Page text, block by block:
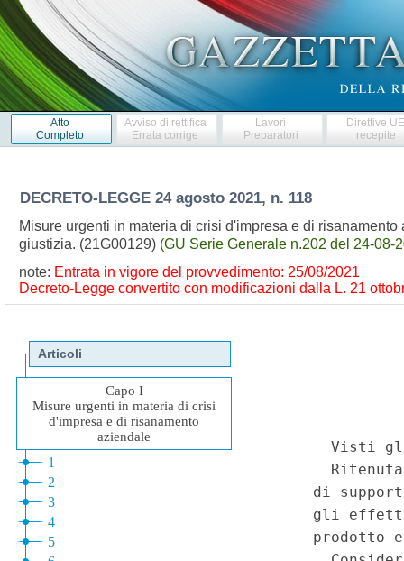
Atto
Completo
Avviso di rettifica
Errata corrige
Lavori
Preparatori
Direttive
recepite
DECRETO-LEGGE 24 agosto 2021, n. 118
Misure urgenti in materia di crisi d'impresa e di
giustizia. (21G00129) (GU Serie Generale n.202 del 24-08-
note: Entrata in vigore del provvedimento: 25/08/2021
Decreto-Legge convertito con modificazioni dalla L. 21